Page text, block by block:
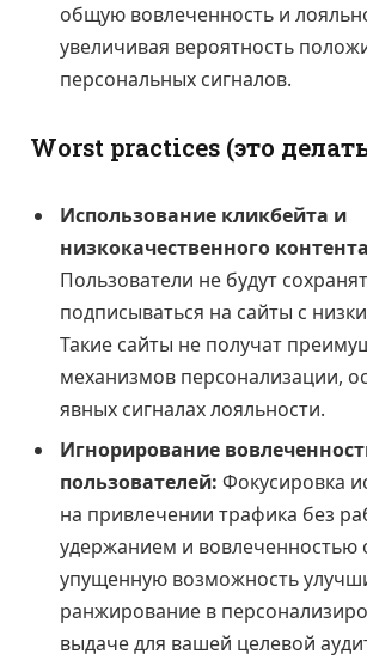
общую вовлеченность и
увеличивая вероятность
персональных сигналов.
Worst practices (это
Использование кликбейта и
низкокачественного
Пользователи не будут
подписываться на сайты с
Такие сайты не получат
механизмов персонализации,
явных сигналах лояльности.
Игнорирование
пользователей: Фокусировка
на привлечении трафика без
удержанием и вовлеченностью
упущенную возможность
ранжирование в
выдаче для вашей целевой